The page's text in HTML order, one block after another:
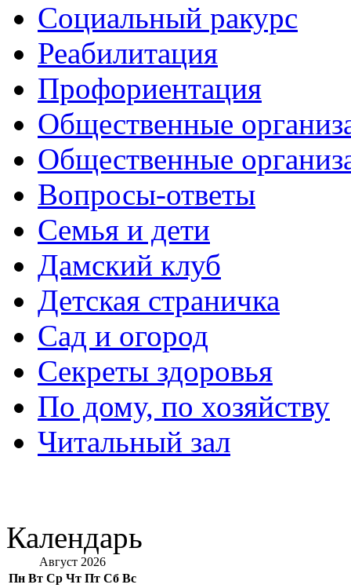
Социальный ракурс
Реабилитация
Профориентация
Общественные
Общественные
Вопросы-ответы
Семья и дети
Дамский клуб
Детская страничка
Сад и огород
Секреты здоровья
По дому, по хозяйству
Читальный зал
Календарь
Август 2026
Пн Вт Ср Чт Пт Сб Вс